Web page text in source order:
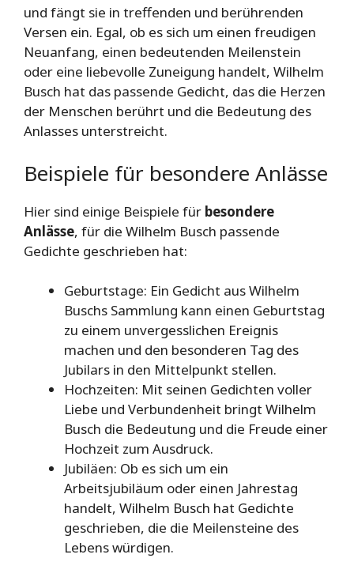
und fängt sie in treffenden und berührenden
Versen ein. Egal, ob es sich um einen freudigen
Neuanfang, einen bedeutenden Meilenstein
oder eine liebevolle Zuneigung handelt, Wilhelm
Busch hat das passende Gedicht, das die Herzen
der Menschen berührt und die Bedeutung des
Anlasses unterstreicht.
Beispiele für besondere Anlässe
Hier sind einige Beispiele für besondere
Anlässe, für die Wilhelm Busch passende
Gedichte geschrieben hat:
Geburtstage: Ein Gedicht aus Wilhelm
Buschs Sammlung kann einen Geburtstag
zu einem unvergesslichen Ereignis
machen und den besonderen Tag des
Jubilars in den Mittelpunkt stellen.
Hochzeiten: Mit seinen Gedichten voller
Liebe und Verbundenheit bringt Wilhelm
Busch die Bedeutung und die Freude einer
Hochzeit zum Ausdruck.
Jubiläen: Ob es sich um ein
Arbeitsjubiläum oder einen Jahrestag
handelt, Wilhelm Busch hat Gedichte
geschrieben, die die Meilensteine des
Lebens würdigen.